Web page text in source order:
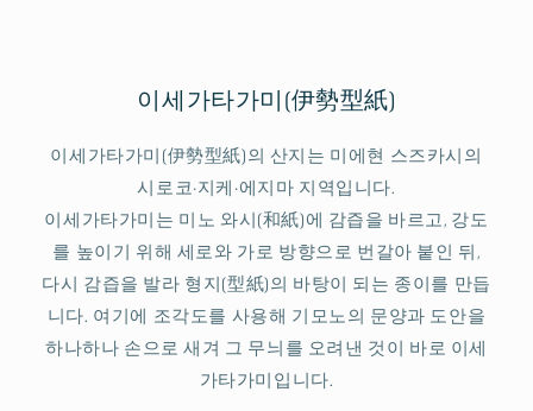
이세가타가미(伊勢型紙)
이세가타가미(伊勢型紙)의 산지는 미에현 스즈카시의
시로코·지케·에지마 지역입니다.
이세가타가미는 미노 와시(和紙)에 감즙을 바르고, 강도
를 높이기 위해 세로와 가로 방향으로 번갈아 붙인 뒤,
다시 감즙을 발라 형지(型紙)의 바탕이 되는 종이를 만듭
니다. 여기에 조각도를 사용해 기모노의 문양과 도안을
하나하나 손으로 새겨 그 무늬를 오려낸 것이 바로 이세
가타가미입니다.